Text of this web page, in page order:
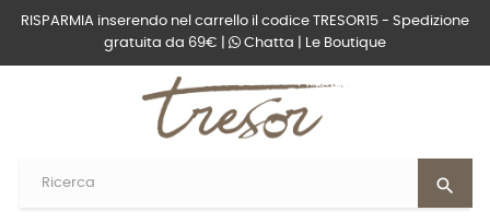
RISPARMIA inserendo nel carrello il codice TRESOR15 - Spedizione
gratuita da 69€ |
Chatta Le Boutique
search